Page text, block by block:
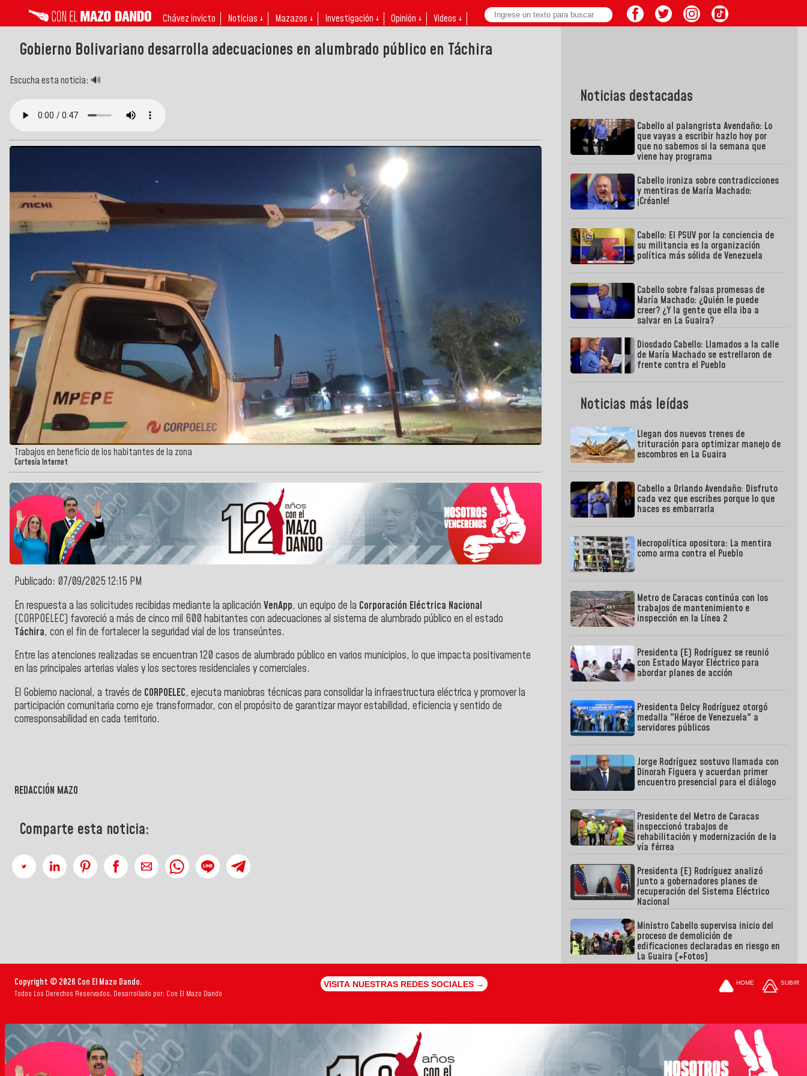
Chávez invicto Noticias ↓ Mazazos ↓ Investigación ↓ Opinión ↓ Videos ↓
Gobierno Bolivariano desarrolla adecuaciones en alumbrado público en Táchira
Escucha esta noticia: 🔊
Trabajos en beneficio de los habitantes de la zona
Cortesía Internet
Publicado: 07/09/2025 12:15 PM
En respuesta a las solicitudes recibidas mediante la aplicación VenApp, un equipo de la Corporación Eléctrica Nacional
(CORPOELEC) favoreció a más de cinco mil 600 habitantes con adecuaciones al sistema de alumbrado público en el estado
Táchira, con el fin de fortalecer la seguridad vial de los transeúntes.
Entre las atenciones realizadas se encuentran 120 casos de alumbrado público en varios municipios, lo que impacta positivamente
en las principales arterias viales y los sectores residenciales y comerciales.
El Gobierno nacional, a través de CORPOELEC, ejecuta maniobras técnicas para consolidar la infraestructura eléctrica y promover la
participación comunitaria como eje transformador, con el propósito de garantizar mayor estabilidad, eficiencia y sentido de
corresponsabilidad en cada territorio.
REDACCIÓN MAZO
Comparte esta noticia:
Noticias destacadas
Cabello al palangrista Avendaño: Lo
que vayas a escribir hazlo hoy por
que no sabemos si la semana que
viene hay programa
Cabello ironiza sobre contradicciones
y mentiras de María Machado:
¡Créanle!
Cabello: El PSUV por la conciencia de
su militancia es la organización
política más sólida de Venezuela
Cabello sobre falsas promesas de
María Machado: ¿Quién le puede
creer? ¿Y la gente que ella iba a
salvar en La Guaira?
Diosdado Cabello: Llamados a la calle
de María Machado se estrellaron de
frente contra el Pueblo
Noticias más leídas
Llegan dos nuevos trenes de
trituración para optimizar manejo de
escombros en La Guaira
Cabello a Orlando Avendaño: Disfruto
cada vez que escribes porque lo que
haces es embarrarla
Necropolítica opositora: La mentira
como arma contra el Pueblo
Metro de Caracas continúa con los
trabajos de mantenimiento e
inspección en la Línea 2
Presidenta (E) Rodríguez se reunió
con Estado Mayor Eléctrico para
abordar planes de acción
Presidenta Delcy Rodríguez otorgó
medalla "Héroe de Venezuela" a
servidores públicos
Jorge Rodríguez sostuvo llamada con
Dinorah Figuera y acuerdan primer
encuentro presencial para el diálogo
Presidente del Metro de Caracas
inspeccionó trabajos de
rehabilitación y modernización de la
vía férrea
Presidenta (E) Rodríguez analizó
junto a gobernadores planes de
recuperación del Sistema Eléctrico
Nacional
Ministro Cabello supervisa inicio del
proceso de demolición de
edificaciones declaradas en riesgo en
La Guaira (+Fotos)
Copyright © 2026 Con El Mazo Dando.
Todos Los Derechos Reservados. Desarrollado por: Con El Mazo Dando
VISITA NUESTRAS REDES SOCIALES → HOME SUBIR